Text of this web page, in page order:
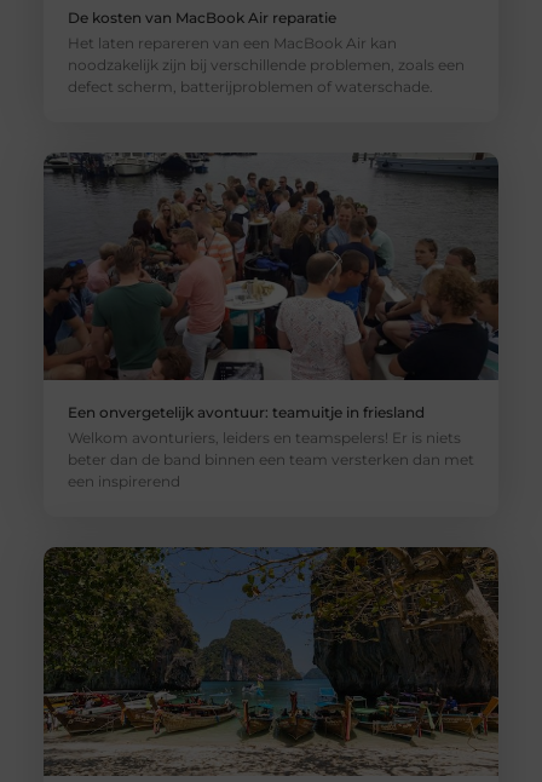
De kosten van MacBook Air reparatie
Het laten repareren van een MacBook Air kan
noodzakelijk zijn bij verschillende problemen, zoals een
defect scherm, batterijproblemen of waterschade.
Een onvergetelijk avontuur: teamuitje in friesland
Welkom avonturiers, leiders en teamspelers! Er is niets
beter dan de band binnen een team versterken dan met
een inspirerend